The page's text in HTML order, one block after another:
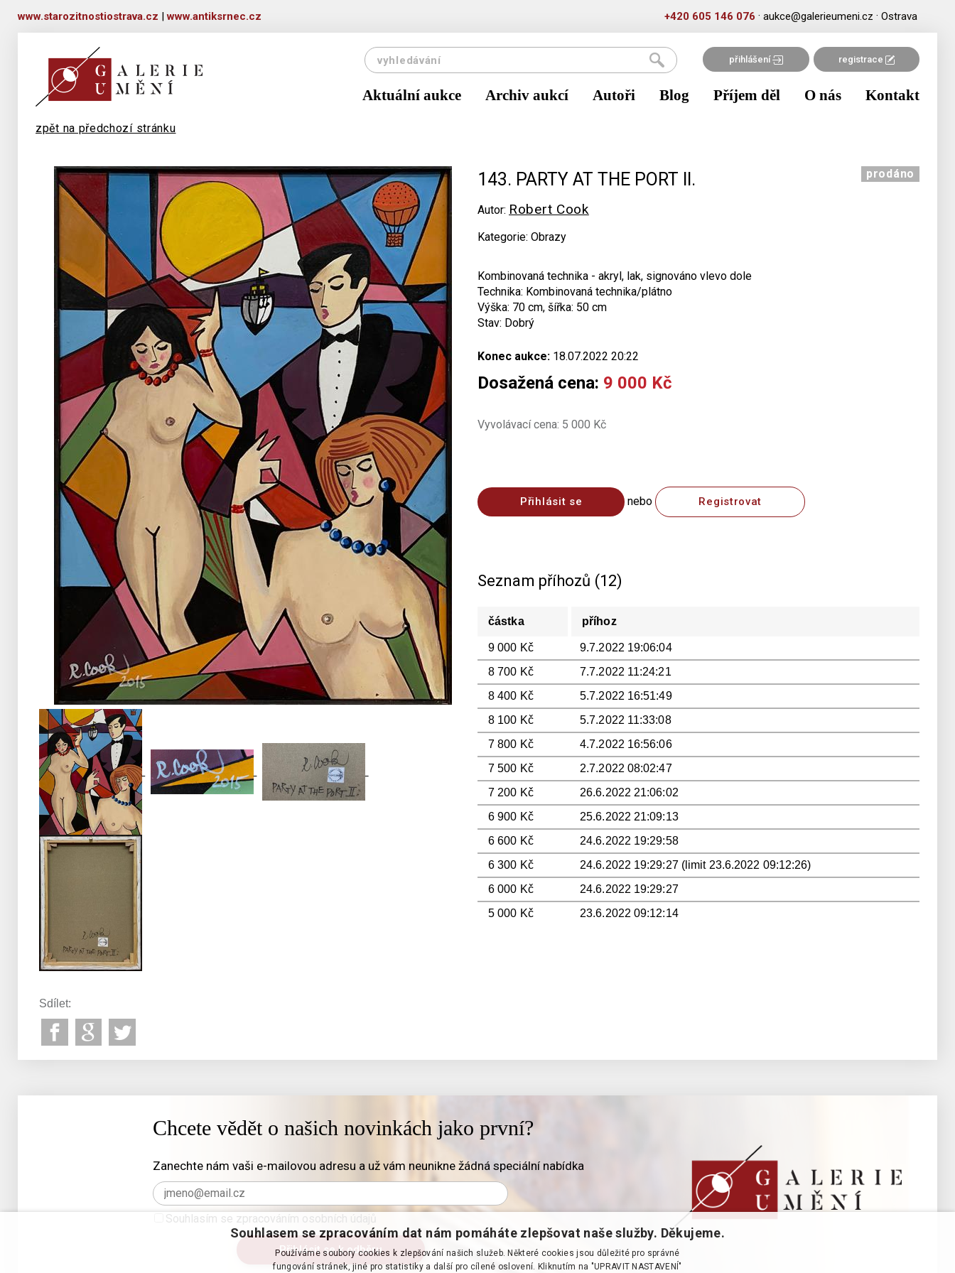
www.starozitnostiostrava.cz |www.antiksrnec.cz +420 605 146 076 · aukce@galerieumeni.cz · Ostrava
přihlášení registrace
Aktuální aukce Archiv aukcí Autoři Blog Příjem děl O nás Kontakt
zpět na předchozí stránku
143. PARTY AT THE PORT II.
Autor: Robert Cook
Kategorie: Obrazy
prodáno
Kombinovaná technika - akryl, lak, signováno vlevo dole
Technika: Kombinovaná technika/plátno
Výška: 70 cm, šířka: 50 cm
Stav: Dobrý
Konec aukce: 18.07.2022 20:22
Dosažená cena: 9 000 Kč
Vyvolávací cena: 5 000 Kč
Přihlásit se nebo Registrovat
Seznam příhozů (12)
částka příhoz
9 000 Kč
9.7.2022 19:06:04
8 700 Kč
7.7.2022 11:24:21
8 400 Kč
5.7.2022 16:51:49
8 100 Kč
5.7.2022 11:33:08
7 800 Kč
4.7.2022 16:56:06
7 500 Kč
2.7.2022 08:02:47
7 200 Kč
26.6.2022 21:06:02
6 900 Kč
25.6.2022 21:09:13
6 600 Kč
24.6.2022 19:29:58
6 300 Kč
24.6.2022 19:29:27 (limit 23.6.2022 09:12:26)
6 000 Kč
24.6.2022 19:29:27
5 000 Kč
23.6.2022 09:12:14
Sdílet:
Chcete vědět o našich novinkách jako první?
Zanechte nám vaši e-mailovou adresu a už vám neunikne žádná speciální nabídka
Souhlasím se zpracováním osobních údajů
Souhlasem se zpracováním dat nám pomáháte zlepšovat naše služby. Děkujeme.
Používáme soubory cookies k zlepšování našich služeb. Některé cookies jsou důležité pro správné
fungování stránek, jiné pro statistiky a další pro cílené oslovení. Kliknutím na "UPRAVIT NASTAVENÍ"